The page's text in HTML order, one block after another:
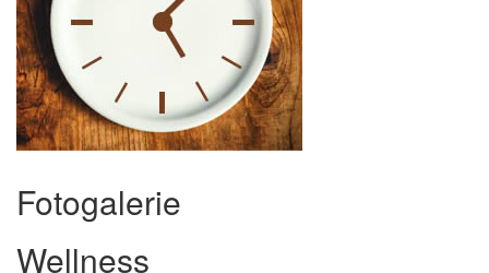
Fotogalerie
Wellness